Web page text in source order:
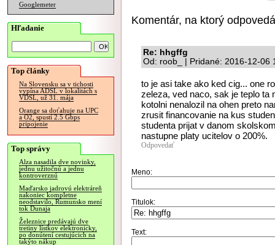
Googlemeter
Hľadanie
Top články
Na Slovensku sa v tichosti
vypína ADSL v lokalitách s
VDSL, už 31. mája
Orange sa doťahuje na UPC
a O2, spustí 2.5 Gbps
pripojenie
Top správy
Alza nasadila dve novinky,
jednu užitočnú a jednu
kontroverznú
Maďarsko jadrovú elektráreň
nakoniec kompletne
neodstavilo, Rumunsko mení
tok Dunaja
Železnice predávajú dve
tretiny lístkov elektronicky,
po donútení cestujúcich na
takýto nákup
Komentár, na ktorý
Re: hhgffg
Od: roob_ | Pridané: 2016-12-06
to je asi take ako ked cig... one
zeleza, ved naco, sak je teplo ta
kotolni nenalozil na ohen preto
zrusit financovanie na kus
studenta prijat v danom
nastupne platy ucitelov o 200%.
Odpovedať
Meno:
Titulok:
Text: